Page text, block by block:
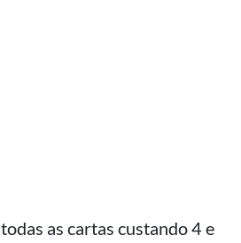
as cartas custando 4 e